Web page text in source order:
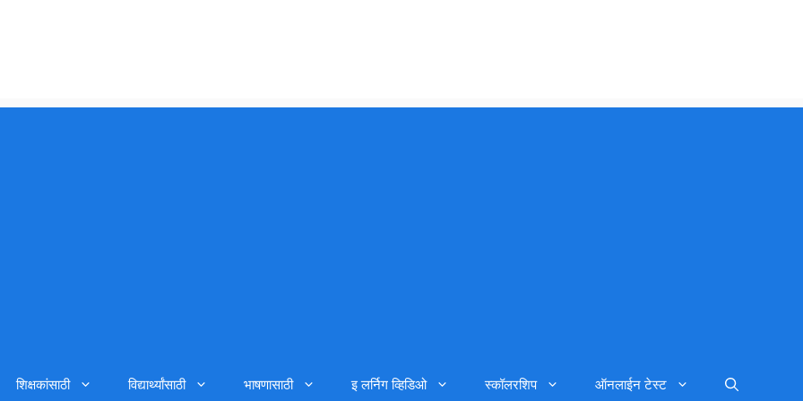
शिक्षकांसाठी विद्यार्थ्यांसाठी भाषणासाठी इ लर्निग व्हिडिओ स्कॉलरशिप ऑनलाईन टेस्ट